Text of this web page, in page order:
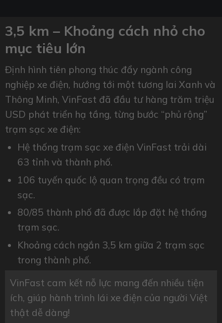
3,5 km – Khoảng cách nhỏ cho
mục tiêu lớn
Định hình tiên phong thúc đẩy ngành công
nghiệp xe điện, hướng tới một tương lai Xanh và
Thông Minh, VinFast đã đầu tư hàng trăm triệu
USD phát triển hạ tầng, từng bước “phủ rộng”
trạm sạc xe điện:
Hệ thống trạm sạc xe điện VinFast trải dài
63 tỉnh và thành phố.
106 tuyến quốc lộ quan trọng đều có trạm
sạc.
80/85 thành phố đã được lắp đặt hệ thống
trạm sạc.
Khoảng cách ngắn 3,5 km giữa 2 trạm sạc
trong thành phố.
VinFast cam kết nỗ lực mang đến nhiều tiện
ích, giúp hành trình lái xe điện của người Việt
thật dễ dàng!